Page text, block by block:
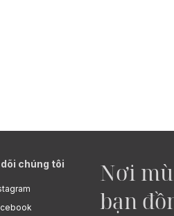
chúng tôi
Nơi
bạn